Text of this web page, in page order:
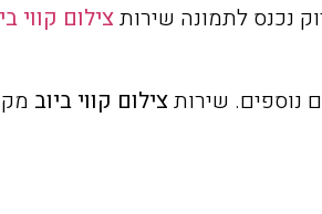
נכנס לתמונה שירותצילום קווי
נוספים. שירותצילום קווי ביוב